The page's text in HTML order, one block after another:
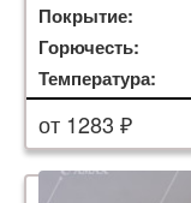
Покрытие:
Горючесть:
Температура:
от 1283 ₽